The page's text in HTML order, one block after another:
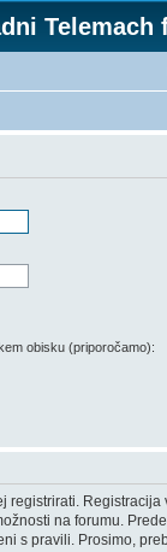
Telemach
obisku (priporočamo):
registrirati. Registracija
na forumu.
s pravili. Prosimo,